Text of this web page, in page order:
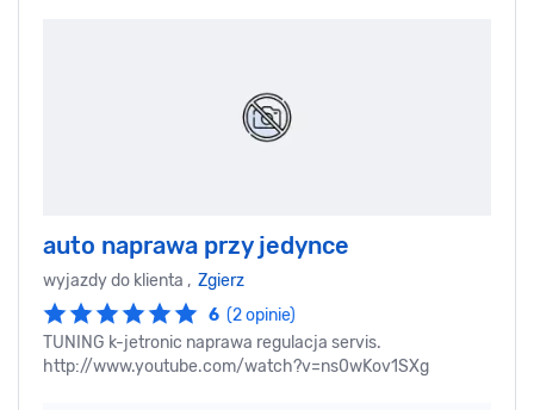
auto naprawa przy jedynce
wyjazdy do klienta , Zgierz
6 (2 opinie)
TUNING k-jetronic naprawa regulacja servis.
http://www.youtube.com/watch?v=ns0wKov1SXg